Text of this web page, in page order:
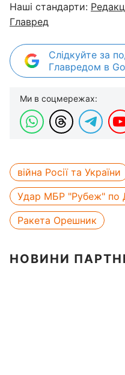
Наші стандарти:
Главред
Слідкуйте за
Главредом в
Ми в соцмережах:
війна Росії та України
Удар МБР "Рубеж" по
Ракета Орешник
НОВИНИ